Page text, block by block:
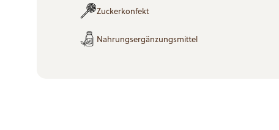
Zuckerkonfekt
Nahrungsergänzungsmittel